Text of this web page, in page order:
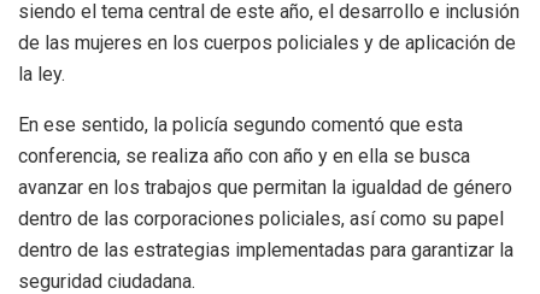
siendo el tema central de este año, el desarrollo e inclusión
de las mujeres en los cuerpos policiales y de aplicación de
la ley.
En ese sentido, la policía segundo comentó que esta
conferencia, se realiza año con año y en ella se busca
avanzar en los trabajos que permitan la igualdad de género
dentro de las corporaciones policiales, así como su papel
dentro de las estrategias implementadas para garantizar la
seguridad ciudadana.